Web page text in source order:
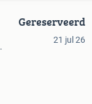
Gereserveerd
21 jul 26